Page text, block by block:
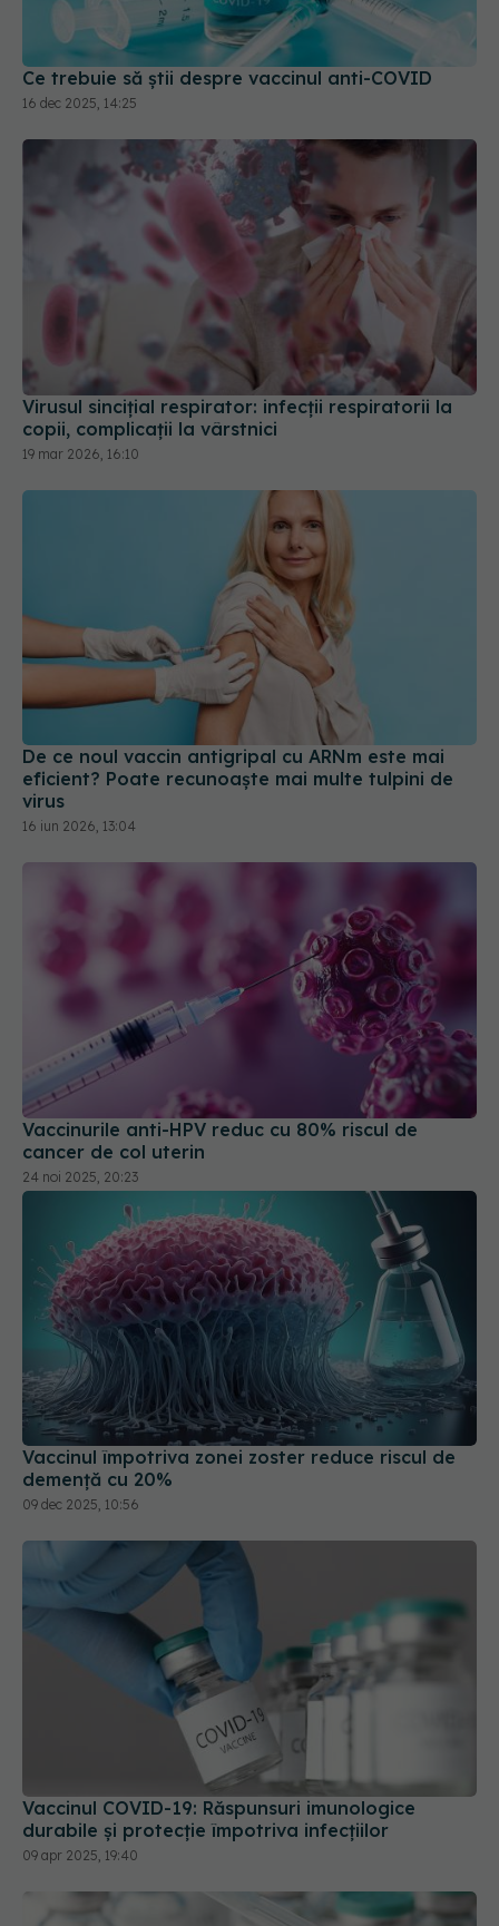
Ce trebuie să știi despre vaccinul anti-COVID
16 dec 2025, 14:25
Virusul sincițial respirator: infecții respiratorii la
copii, complicații la vârstnici
19 mar 2026, 16:10
De ce noul vaccin antigripal cu ARNm este mai
eficient? Poate recunoaște mai multe tulpini de
virus
16 iun 2026, 13:04
Vaccinurile anti-HPV reduc cu 80% riscul de
cancer de col uterin
24 noi 2025, 20:23
Vaccinul împotriva zonei zoster reduce riscul de
demență cu 20%
09 dec 2025, 10:56
Vaccinul COVID-19: Răspunsuri imunologice
durabile și protecție împotriva infecțiilor
09 apr 2025, 19:40